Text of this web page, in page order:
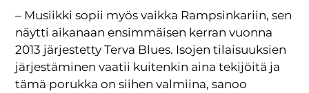
– Musiikki sopii myös vaikka Rampsinkariin, sen
näytti aikanaan ensimmäisen kerran vuonna
2013 järjestetty Terva Blues. Isojen tilaisuuksien
järjestäminen vaatii kuitenkin aina tekijöitä ja
tämä porukka on siihen valmiina, sanoo